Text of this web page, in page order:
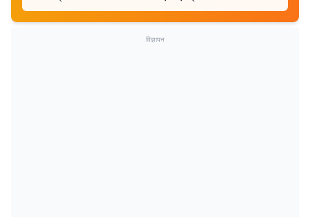
विज्ञापन